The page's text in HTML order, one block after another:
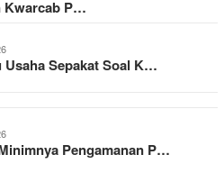
Kwarcab P…
Usaha Sepakat Soal K…
Pengamanan P…